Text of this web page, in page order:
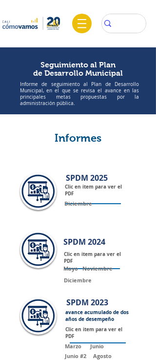
Seguimiento al Plan
de Desarrollo Municipal
Informe de seguimiento al Plan de Desarrollo
Municipal, en el que se revisa el avance en las
principales metas propuestas por la
administración pública.
Informes
SPDM 2025
Clic en item para ver el
PDF
Diciembre
SPDM 2024
Clic en item para ver el
PDF
Mayo Noviembre
Diciembre
SPDM 2023
avance acumulado de dos
años de desempeño
Clic en item para ver el
PDF
Marzo
Junio
Junio #2
Agosto